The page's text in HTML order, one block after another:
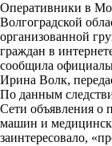
i
t
t
e
r
n
o
k
l
a
s
Оперативники в
Волгоградской
организованной
граждан в
сообщила
Ирина Волк,
По данным
Сети объявления о
машин и
заинтересовало,